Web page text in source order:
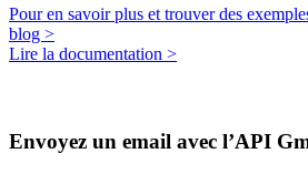
Pour en savoir plus et trouver des
blog >
Lire la documentation >
Envoyez un email avec l’API